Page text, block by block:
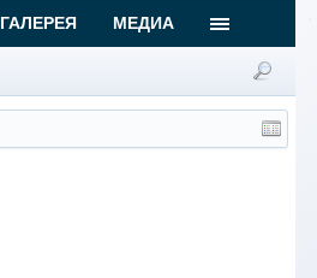
ГАЛЕРЕЯ МЕДИА